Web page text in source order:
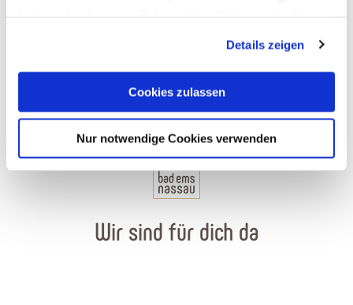
Cookies, wenn Sie unsere Webseite weiterhin nutzen.
Details zeigen
Cookies zulassen
Nur notwendige Cookies verwenden
Wir sind für dich da